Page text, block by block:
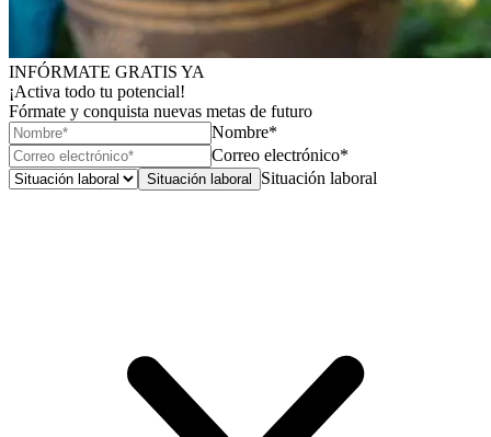
INFÓRMATE GRATIS YA
¡Activa todo tu potencial!
Fórmate y conquista nuevas metas de futuro
Nombre*
Correo electrónico*
Situación laboral Situación laboral